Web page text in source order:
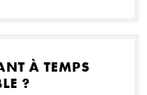
À TEMPS
?